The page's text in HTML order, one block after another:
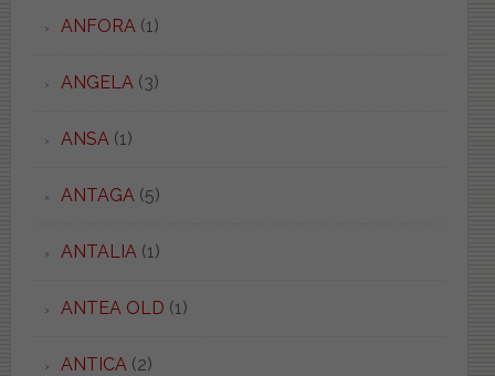
ANFORA (1)
ANGELA (3)
ANSA (1)
ANTAGA (5)
ANTALIA (1)
ANTEA OLD (1)
ANTICA (2)